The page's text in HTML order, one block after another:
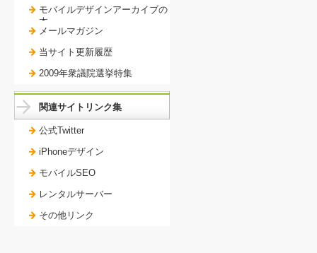
モバイルデザインアーカイブの
本。
メールマガジン
当サイト更新履歴
2009年衆議院選挙特集
関連サイトリンク集
公式Twitter
iPhoneデザイン
モバイルSEO
レンタルサーバー
その他リンク